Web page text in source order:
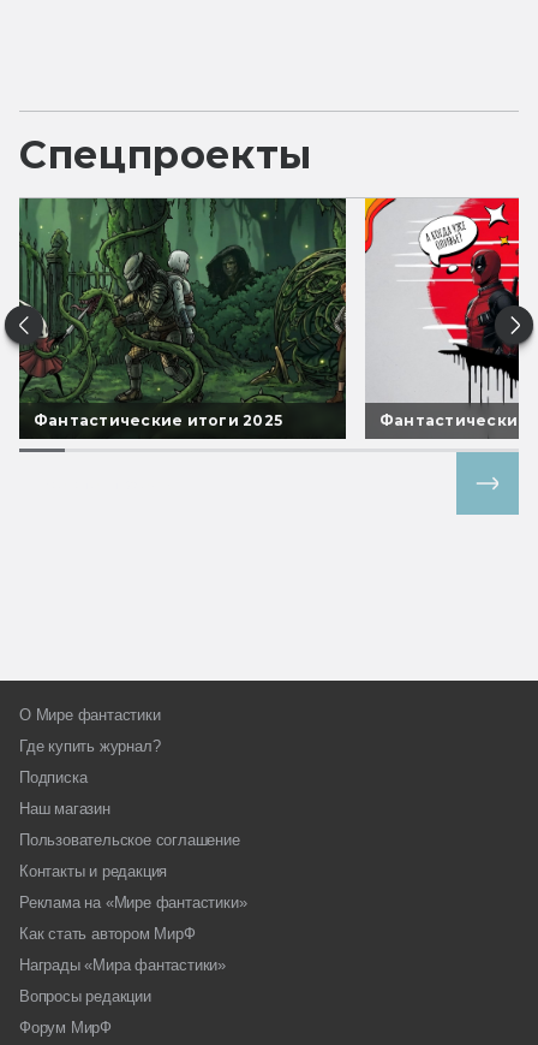
Спецпроекты
Фантастические итоги 2025 Фантастические
О Мире фантастики
Где купить журнал?
Подписка
Наш магазин
Пользовательское соглашение
Контакты и редакция
Реклама на «Мире фантастики»
Как стать автором МирФ
Награды «Мира фантастики»
Вопросы редакции
Форум МирФ